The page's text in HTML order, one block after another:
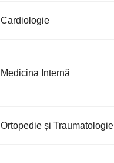
Cardiologie
Medicina Internă
Ortopedie și Traumatologie